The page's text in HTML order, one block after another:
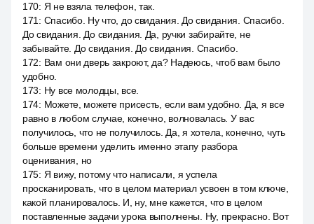
170: Я не взяла телефон, так.
171 : Спасибо. Ну что, до свидания. До свидания. Спасибо.
До свидания. До свидания. Да, ручки забирайте, не
забывайте. До свидания. До свидания. Спасибо.
172: Вам они дверь закроют, да? Надеюсь, чтоб вам было
удобно.
173: Ну все молодцы, все.
174: Можете, можете присесть, если вам удобно. Да, я все
равно в любом случае, конечно, волновалась. У вас
получилось, что не получилось. Да, я хотела, конечно, чуть
больше времени уделить именно этапу разбора
оценивания, но
175: Я вижу, потому что написали, я успела
просканировать, что в целом материал усвоен в том ключе,
какой планировалось. И, ну, мне кажется, что в целом
поставленные задачи урока выполнены. Ну, прекрасно. Вот